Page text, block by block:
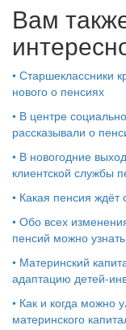
Вам
• Старшеклассники
нового о пенсиях
• В центре
рассказывали о
• В новогодние
клиентской службы
• Какая пенсия ждёт
• Обо всех
пенсий можно
• Материнский
адаптацию детей-
• Как и когда можно
материнского